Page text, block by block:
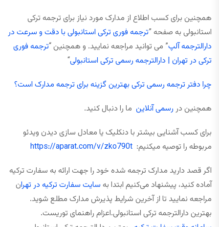
همچنین برای کسب اطلاع از مدارک مورد نیاز برای ترجمه ترکی
استانبولی به صفحه ”ترجمه فوری ترکی استانبولی با دقت و سرعت در
دارالترجمه آلپ” می توانید مراجعه نمایید. و همچنین “ترجمه فوری
ترکی در تهران | دارالترجمه رسمی ترکی استانبولی“
چرا دفتر ترجمه رسمی ترکی بهترین گزینه برای ترجمه مدارک است؟
همچنین در رسمی آنلاین ما را دنبال کنید.
برای کسب آشنایی بیشتر با دنکلیک یا معادل سازی دیدن ویدئو
مربوطه را توصیه میکنیم: https://aparat.com/v/zko790t
اگر قصد دارید مدارک ترجمه‌ شده خود را جهت ارائه به سفارت ترکیه
آماده کنید، پیشنهاد می‌کنیم ابتدا به سایت سفارت ترکیه در تهران
مراجعه نمایید تا از آخرین شرایط پذیرش مدارک مطلع شوید.
بهترین دارالترجمه ترکی استانبولی.اعزام راهنمای توریست.